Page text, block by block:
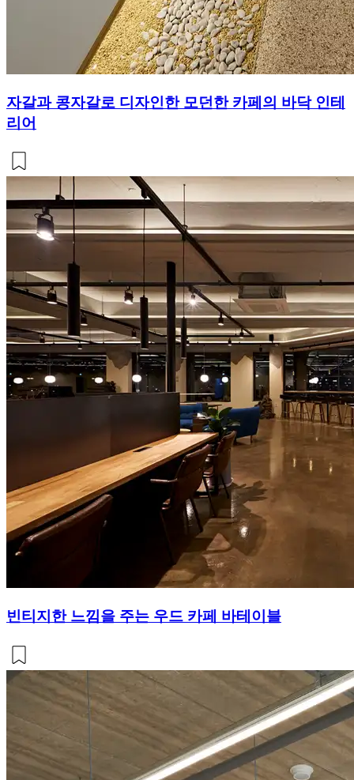
자갈과 콩자갈로 디자인한 모던한 카페의 바닥 인테
리어
빈티지한 느낌을 주는 우드 카페 바테이블